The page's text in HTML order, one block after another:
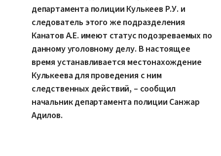
департамента полиции Кулькеев Р.У. и
следователь этого же подразделения
Канатов Α.Ε. имеют статус подозреваемых по
данному уголовному делу. В настоящее
время устанавливается местонахождение
Кулькеева для проведения с ним
следственных действий, – сообщил
начальник департамента полиции Санжар
Адилов.